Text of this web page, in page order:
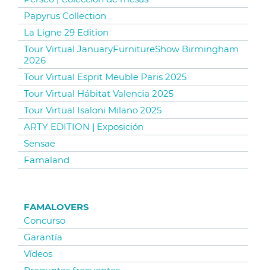
Papyrus Collection
La Ligne 29 Edition
Tour Virtual JanuaryFurnitureShow Birmingham
2026
Tour Virtual Esprit Meuble Paris 2025
Tour Virtual Hábitat Valencia 2025
Tour Virtual Isaloni Milano 2025
ARTY EDITION | Exposición
Sensae
Famaland
FAMALOVERS
Concurso
Garantía
Vídeos